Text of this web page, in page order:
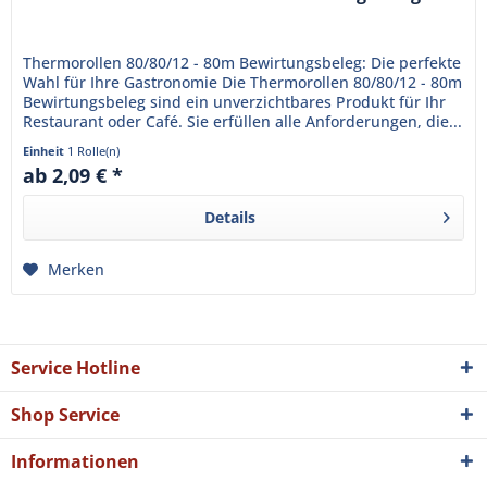
Thermorollen 80/80/12 - 80m Bewirtungsbeleg: Die perfekte
Wahl für Ihre Gastronomie Die Thermorollen 80/80/12 - 80m
Bewirtungsbeleg sind ein unverzichtbares Produkt für Ihr
Restaurant oder Café. Sie erfüllen alle Anforderungen, die...
Einheit 1 Rolle(n)
ab 2,09 € *
Details
Merken
Service Hotline
Shop Service
Informationen